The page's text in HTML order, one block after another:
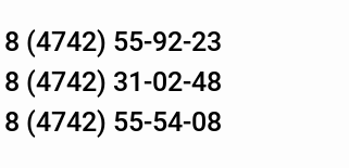
8 (4742) 55-92-23
8 (4742) 31-02-48
8 (4742) 55-54-08